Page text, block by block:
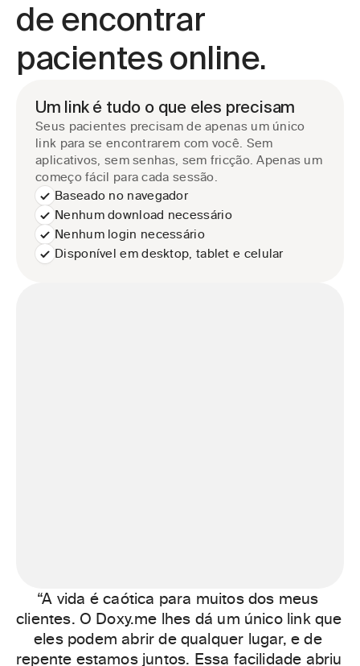
de encontrar
pacientes online.
Um link é tudo o que eles precisam
Seus pacientes precisam de apenas um único
link para se encontrarem com você. Sem
aplicativos, sem senhas, sem fricção. Apenas um
começo fácil para cada sessão.
Baseado no navegador
Nenhum download necessário
Nenhum login necessário
Disponível em desktop, tablet e celular
“A vida é caótica para muitos dos meus
clientes. O Doxy.me lhes dá um único link que
eles podem abrir de qualquer lugar, e de
repente estamos juntos. Essa facilidade abriu